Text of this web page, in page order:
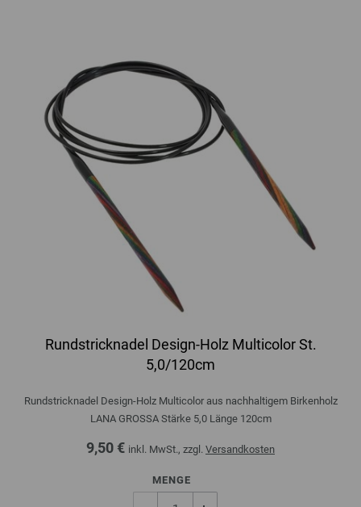
Rundstricknadel Design-Holz Multicolor St.
5,0/120cm
Rundstricknadel Design-Holz Multicolor aus nachhaltigem Birkenholz
LANA GROSSA Stärke 5,0 Länge 120cm
9,50 € inkl. MwSt., zzgl. Versandkosten
MENGE